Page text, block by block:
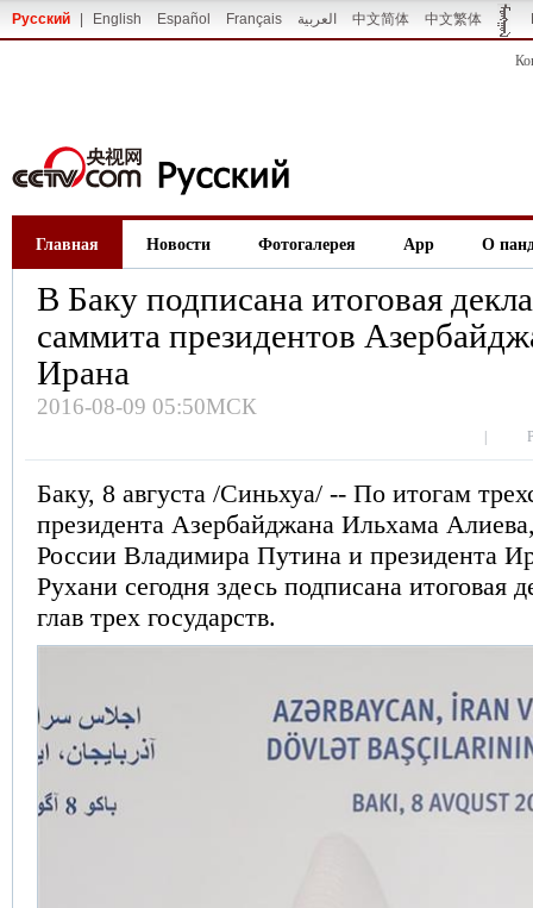
Русский English Español Français العربية 中文简体 中文繁体
Главная Новости Фотогалерея App О
В Баку подписана итоговая
саммита президентов
Ирана
2016-08-09 05:50МСК
Баку, 8 августа /Синьхуа/ -- По итогам
президента Азербайджана Ильхама
России Владимира Путина и президента
Рухани сегодня здесь подписана итоговая
глав трех государств.